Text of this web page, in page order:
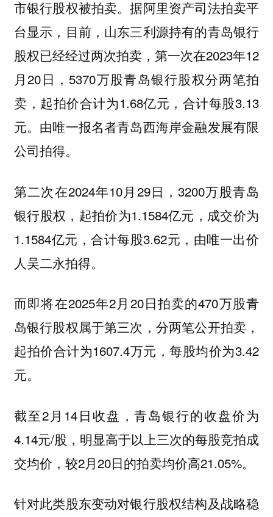
市银行股权被拍卖。据阿里资产司法拍卖平
台显示，目前，山东三利源持有的青岛银行
股权已经经过两次拍卖，第一次在2023年12
月20日，5370万股青岛银行股权分两笔拍
卖，起拍价合计为1.68亿元，合计每股3.13
元。由唯一报名者青岛西海岸金融发展有限
公司拍得。
第二次在2024年10月29日，3200万股青岛
银行股权，起拍价为1.1584亿元，成交价为
1.1584亿元，合计每股3.62元，由唯一出价
人吴二永拍得。
而即将在2025年2月20日拍卖的470万股青
岛银行股权属于第三次，分两笔公开拍卖，
起拍价合计为1607.4万元，每股均价为3.42
元。
截至2月14日收盘，青岛银行的收盘价为
4.14元/股，明显高于以上三次的每股竞拍成
交均价，较2月20日的拍卖均价高21.05%。
针对此类股东变动对银行股权结构及战略稳